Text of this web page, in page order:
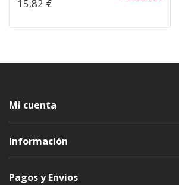
15,82 €
Mi cuenta
Información
Pagos y Envios